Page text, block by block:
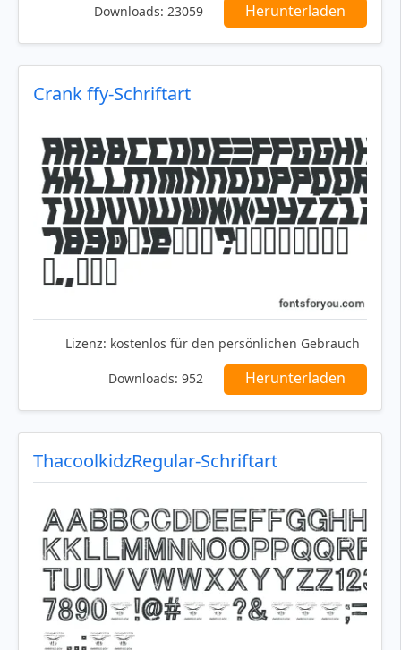
Downloads: 23059 Herunterladen
Crank ffy-Schriftart
Lizenz: kostenlos für den persönlichen Gebrauch
Downloads: 952 Herunterladen
ThacoolkidzRegular-Schriftart